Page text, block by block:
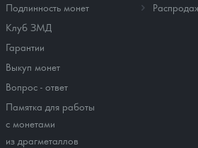
Подлинность монет
Клуб ЗМД
Гарантии
Выкуп монет
Вопрос - ответ
Памятка для работы
с монетами
из драгметаллов